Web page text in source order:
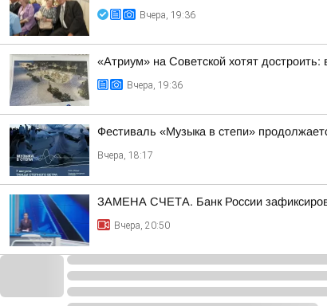
Вчера, 19:36
«Атриум» на Советской хотят
Вчера, 19:36
Фестиваль «Музыка в степи»
Вчера, 18:17
ЗАМЕНА СЧЕТА. Банк России
Вчера, 20:50